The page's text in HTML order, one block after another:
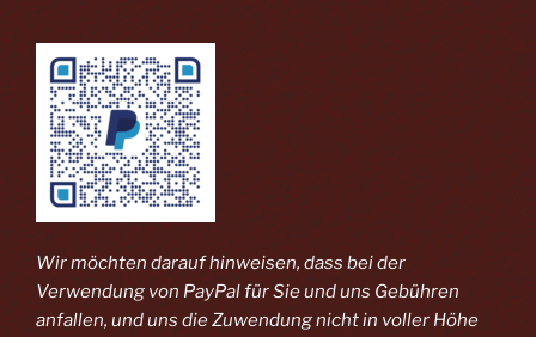
Wir möchten darauf hinweisen, dass bei der
Verwendung von PayPalfür Sie und uns Gebühren
anfallen, und uns die Zuwendung nicht in voller Höhe